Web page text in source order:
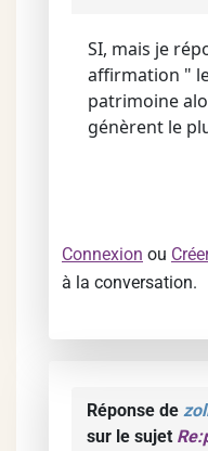
SI, mais je
affirmation "
patrimoine
génèrent le
Connexion ou
à la conversation.
Réponse de
sur le sujet